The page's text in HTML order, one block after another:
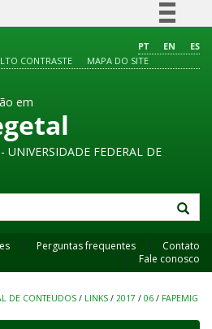
Comunica BR
Acesso à informação
PT EN
ES
CONTRASTE MAPA DO SITE
em
FEDERAL DE
Perguntas frequentes
Contato
Fale conosco
DE CONTEUDOS / LINKS / 2017 / 06 / FAPEMIG